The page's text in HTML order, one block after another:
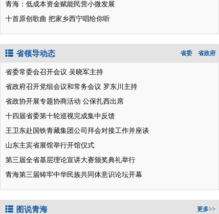
青海：低成本资金赋能民营小微发展
十首原创歌曲 把家乡西宁唱给你听
省领导动态 省政府
省委
省委常委会召开会议 吴晓军主持
省政府召开党组会议和常务会议 罗东川主持
省政协开展专题协商活动 公保扎西出席
十四届省委第十轮巡视完成集中反馈
王卫东赴国铁青藏集团公司拜会对接工作并座谈
山东主宾省展馆举行开馆仪式
第三届全省基层理论宣讲大赛颁奖典礼举行
青海第三届铸牢中华民族共同体意识论坛开幕
图说青海 更多>>